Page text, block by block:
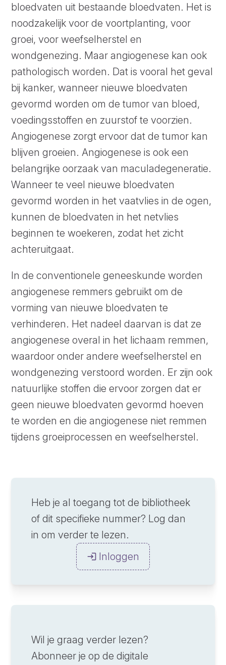
bloedvaten uit bestaande bloedvaten. Het is
noodzakelijk voor de voortplanting, voor
groei, voor weefselherstel en
wondgenezing. Maar angiogenese kan ook
pathologisch worden. Dat is vooral het geval
bij kanker, wanneer nieuwe bloedvaten
gevormd worden om de tumor van bloed,
voedingsstoffen en zuurstof te voorzien.
Angiogenese zorgt ervoor dat de tumor kan
blijven groeien. Angiogenese is ook een
belangrijke oorzaak van maculadegeneratie.
Wanneer te veel nieuwe bloedvaten
gevormd worden in het vaatvlies in de ogen,
kunnen de bloedvaten in het netvlies
beginnen te woekeren, zodat het zicht
achteruitgaat.
In de conventionele geneeskunde worden
angiogenese remmers gebruikt om de
vorming van nieuwe bloedvaten te
verhinderen. Het nadeel daarvan is dat ze
angiogenese overal in het lichaam remmen,
waardoor onder andere weefselherstel en
wondgenezing verstoord worden. Er zijn ook
natuurlijke stoffen die ervoor zorgen dat er
geen nieuwe bloedvaten gevormd hoeven
te worden en die angiogenese niet remmen
tijdens groeiprocessen en weefselherstel.
Heb je al toegang tot de bibliotheek
of dit specifieke nummer? Log dan
in om verder te lezen.
Inloggen
Wil je graag verder lezen?
Abonneer je op de digitale